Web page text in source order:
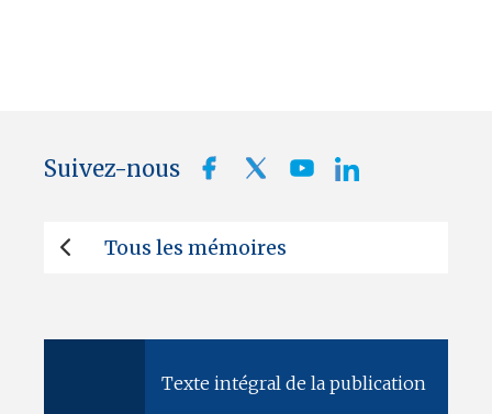
Suivez-nous
Tous les mémoires
Texte intégral de la publication